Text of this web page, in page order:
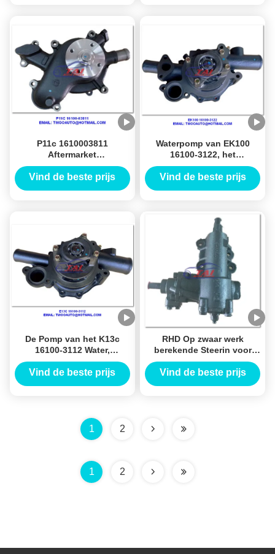
P11c 1610003811
Aftermarket
Stuurbekrachtiging Pum,
Pomptype 16100-03811 van
het Vrachtwagen Koelwater
Vind de beste prijs
Waterpomp van EK100
16100-3122, het
Waterpomp 16100-3122 van
HINO Ek100 voor de Delen
Vind de beste prijs
De Pomp van het K13c
16100-3112 Water,
Pomptype 16100-3112 van
het Vrachtwagen Koelwater
Vind de beste prijs
RHD Op zwaar werk
berekende Steerin voor
ISUZU-Vrachtwagen,
Hydraulisch
Stuurbekrachtigingtoestel
Vind de beste prijs
1 2
1 2